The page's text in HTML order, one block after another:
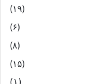
خوشبین
(۱۹)
(۶)
(۸)
(۱۵)